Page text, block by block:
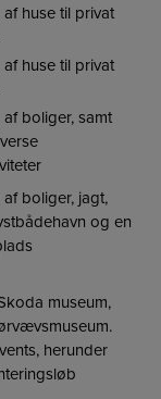
huse til privat
huse til privat
boliger, samt
boliger, jagt,
og en
museum,
herunder